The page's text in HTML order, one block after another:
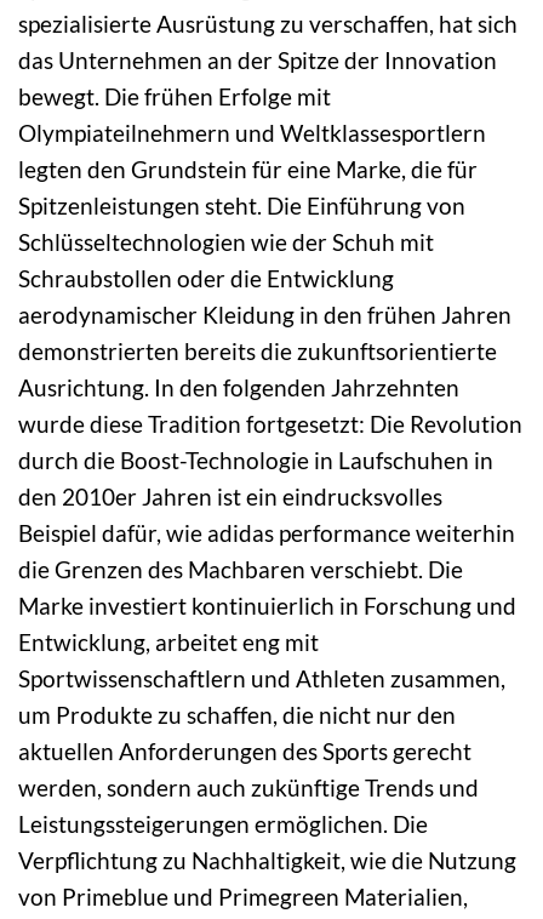
spezialisierte Ausrüstung zu verschaffen, hat sich
das Unternehmen an der Spitze der Innovation
bewegt. Die frühen Erfolge mit
Olympiateilnehmern und Weltklassesportlern
legten den Grundstein für eine Marke, die für
Spitzenleistungen steht. Die Einführung von
Schlüsseltechnologien wie der Schuh mit
Schraubstollen oder die Entwicklung
aerodynamischer Kleidung in den frühen Jahren
demonstrierten bereits die zukunftsorientierte
Ausrichtung. In den folgenden Jahrzehnten
wurde diese Tradition fortgesetzt: Die Revolution
durch die Boost-Technologie in Laufschuhen in
den 2010er Jahren ist ein eindrucksvolles
Beispiel dafür, wie adidas performance weiterhin
die Grenzen des Machbaren verschiebt. Die
Marke investiert kontinuierlich in Forschung und
Entwicklung, arbeitet eng mit
Sportwissenschaftlern und Athleten zusammen,
um Produkte zu schaffen, die nicht nur den
aktuellen Anforderungen des Sports gerecht
werden, sondern auch zukünftige Trends und
Leistungssteigerungen ermöglichen. Die
Verpflichtung zu Nachhaltigkeit, wie die Nutzung
von Primeblue und Primegreen Materialien,